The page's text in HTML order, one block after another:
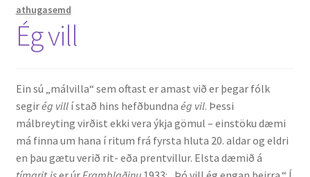
athugasemd
Ég vill
Ein sú „málvilla“ sem oftast er amast við er þegar fólk
segirég villí stað hins hefðbundna ég vil. Þessi
málbreyting virðist ekki vera ýkja gömul – einstöku dæmi
má finna um hana í ritum frá fyrsta hluta 20. aldar og eldri
en þau gætu verið rit- eða prentvillur. Elsta dæmið á